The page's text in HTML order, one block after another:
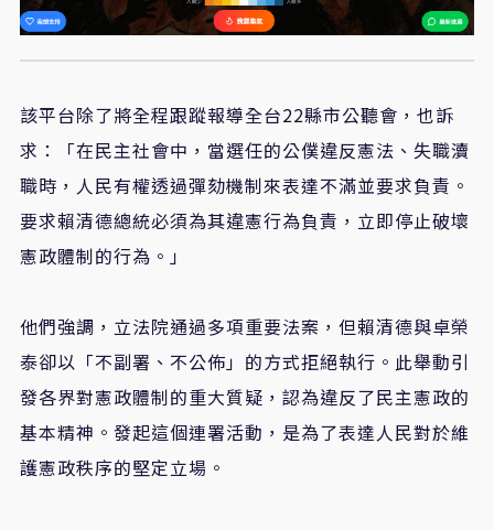
該平台除了將全程跟蹤報導全台22縣市公聽會，也訴
求：「在民主社會中，當選任的公僕違反憲法、失職瀆
職時，人民有權透過彈劾機制來表達不滿並要求負責。
要求賴清德總統必須為其違憲行為負責，立即停止破壞
憲政體制的行為。」
他們強調，立法院通過多項重要法案，但賴清德與卓榮
泰卻以「不副署、不公佈」的方式拒絕執行。此舉動引
發各界對憲政體制的重大質疑，認為違反了民主憲政的
基本精神。發起這個連署活動，是為了表達人民對於維
護憲政秩序的堅定立場。